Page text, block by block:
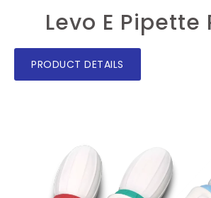
Levo E Pipette
PRODUCT DETAILS